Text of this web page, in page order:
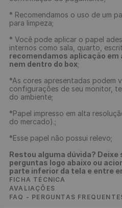
* Recomendamos o uso de um
para limpeza;
* Você pode aplicar o papel
internos como sala, quarto,
recomendamos aplicação
nem dentro do box;
*As cores apresentadas podem
configurações de seu monitor,
do ambiente;
*Papel impresso em alta
do mercado).;
*Esse papel não possui relevo;
Restou alguma dúvida? Deixe
perguntas logo abaixo ou
parte inferior da tela e entre
FICHA TÉCNICA
AVALIAÇÕES
FAQ - PERGUNTAS